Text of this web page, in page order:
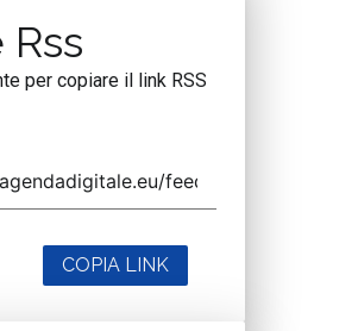
per copiare il link RSS
COPIA LINK